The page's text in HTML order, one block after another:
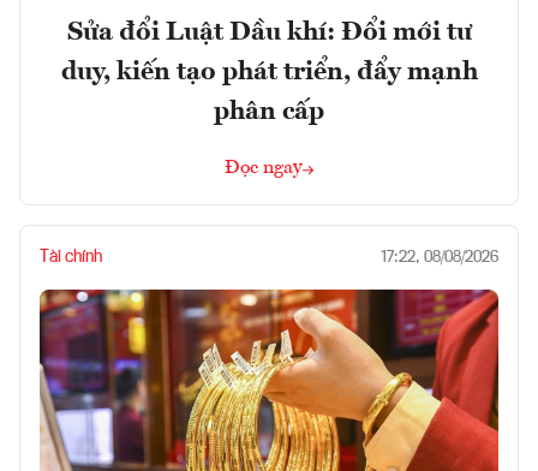
Sửa đổi Luật Dầu khí: Đổi mới tư
duy, kiến tạo phát triển, đẩy mạnh
phân cấp
Đọc ngay
Tài chính 17:22, 08/08/2026